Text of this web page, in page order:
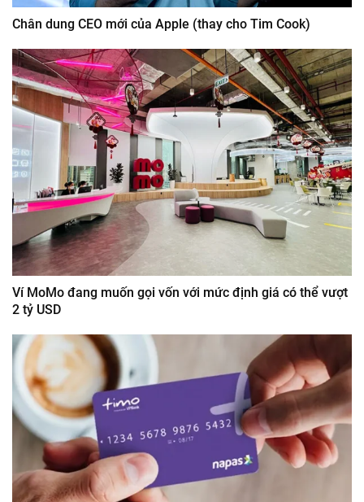
Chân dung CEO mới của Apple (thay cho Tim Cook)
Ví MoMo đang muốn gọi vốn với mức định giá có thể vượt
2 tỷ USD